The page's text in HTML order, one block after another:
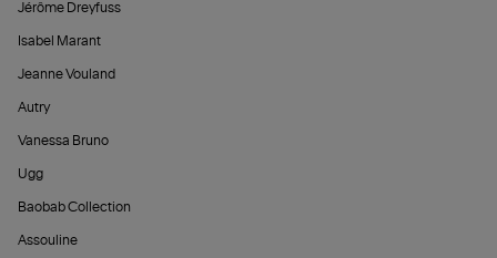
Jérôme Dreyfuss
Isabel Marant
Jeanne Vouland
Autry
Vanessa Bruno
Ugg
Baobab Collection
Assouline